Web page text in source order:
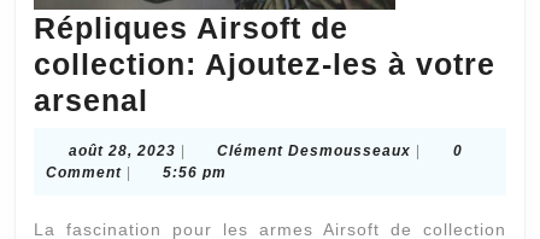
Répliques Airsoft de
collection: Ajoutez-les à votre
arsenal
Airsoft
de
août 28, 2023 août
28,
Clément Desmousseaux Clément
0
Comment
5:56 pm
La fascination pour les armes Airsoft de collection